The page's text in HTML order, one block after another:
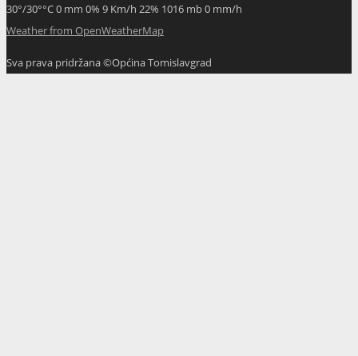
30°/30°°C0 mm 0% 9 Km/h 22% 1016 mb0 mm/h
Weather from OpenWeatherMap
Sva prava pridržana ©Općina Tomislavgrad